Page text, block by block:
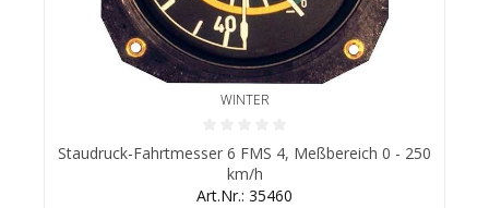
WINTER
Durchschnittliche Bewertung von 0 von 5 Sternen
Staudruck-Fahrtmesser 6 FMS 4, Meßbereich 0 - 250
km/h
Art.Nr.: 35460